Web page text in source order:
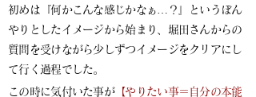
初めは『何かこんな感じかなぁ…？』というぼん
やりとしたイメージから始まり、堀田さんからの
質問を受けながら少しずつイメージをクリアにし
て行く過程でした。
この時に気付いた事が【やりたい事＝自分の本能